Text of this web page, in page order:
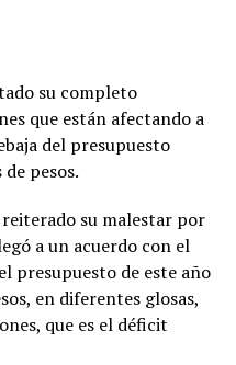
su completo
que están afectando a
del presupuesto
pesos.
su malestar por
a un acuerdo con el
presupuesto de este año
en diferentes glosas,
que es el déficit